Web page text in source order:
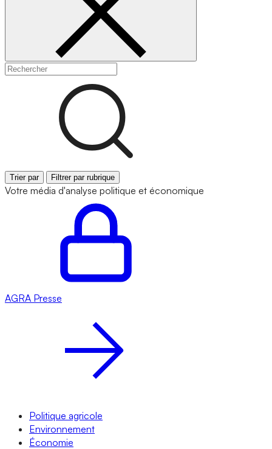
Trier par Filtrer par rubrique
Votre média d'analyse politique et économique
AGRA Presse
Politique agricole
Environnement
Économie